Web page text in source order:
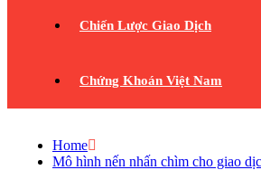
Chiến Lược Giao Dịch
Chứng Khoán Việt Nam
Home
Mô hình nến nhấn chìm cho giao